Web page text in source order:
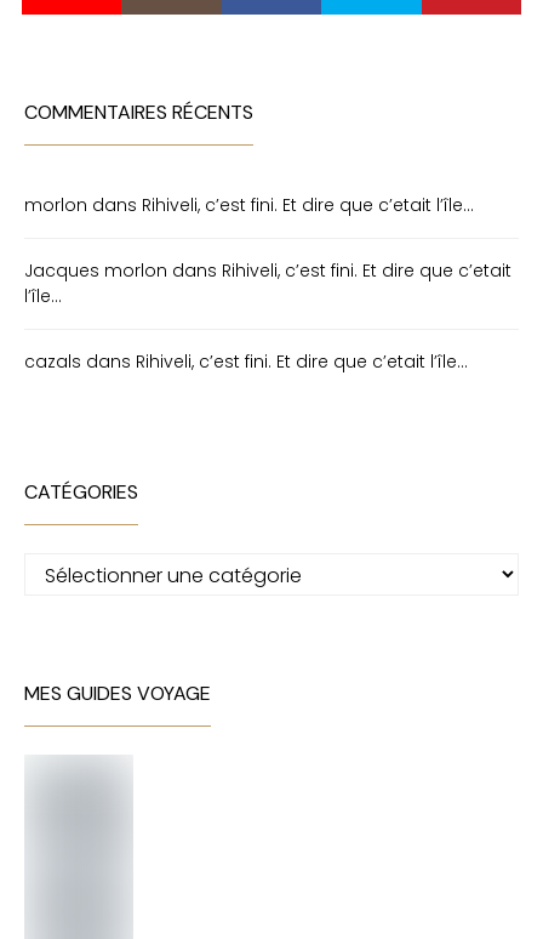
COMMENTAIRES RÉCENTS
morlon dans Rihiveli, c’est fini. Et dire que c’etait l’île…
Jacques morlon dans Rihiveli, c’est fini. Et dire que c’etait
l’île…
cazals dans Rihiveli, c’est fini. Et dire que c’etait l’île…
CATÉGORIES
Catégories
MES GUIDES VOYAGE